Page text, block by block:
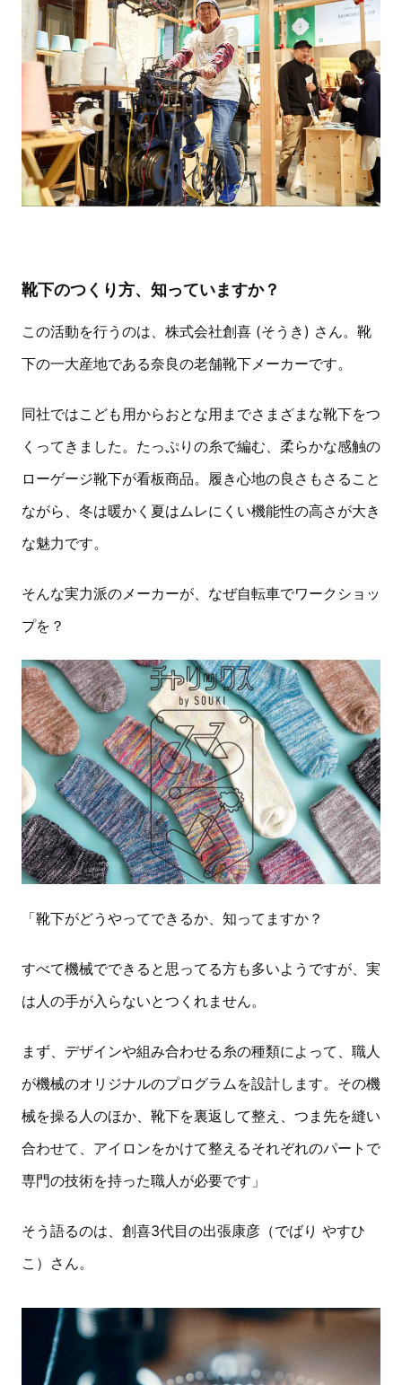
靴下のつくり方、知っていますか？
この活動を行うのは、株式会社創喜 (そうき) さん。靴
下の一大産地である奈良の老舗靴下メーカーです。
同社ではこども用からおとな用までさまざまな靴下をつ
くってきました。たっぷりの糸で編む、柔らかな感触の
ローゲージ靴下が看板商品。履き心地の良さもさること
ながら、冬は暖かく夏はムレにくい機能性の高さが大き
な魅力です。
そんな実力派のメーカーが、なぜ自転車でワークショッ
プを？
「靴下がどうやってできるか、知ってますか？
すべて機械でできると思ってる方も多いようですが、実
は人の手が入らないとつくれません。
まず、デザインや組み合わせる糸の種類によって、職人
が機械のオリジナルのプログラムを設計します。その機
械を操る人のほか、靴下を裏返して整え、つま先を縫い
合わせて、アイロンをかけて整えるそれぞれのパートで
専門の技術を持った職人が必要です」
そう語るのは、創喜3代目の出張康彦（でばり やすひ
こ）さん。